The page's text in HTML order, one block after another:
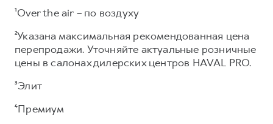
¹Over the air – по воздуху
²Указана максимальная рекомендованная цена
перепродажи. Уточняйте актуальные розничные
цены в салонах дилерских центров HAVAL PRO.
³Элит
⁴Премиум